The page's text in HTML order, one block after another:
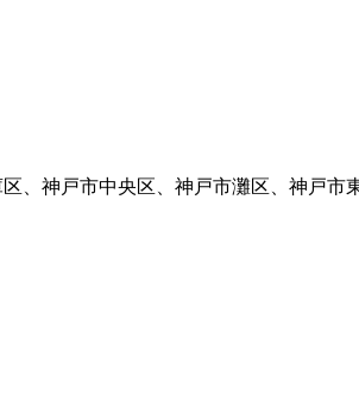
、神戸市中央区、神戸市灘区、神戸